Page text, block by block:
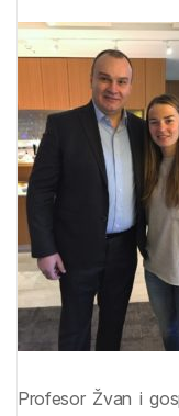
Profesor Žvan i